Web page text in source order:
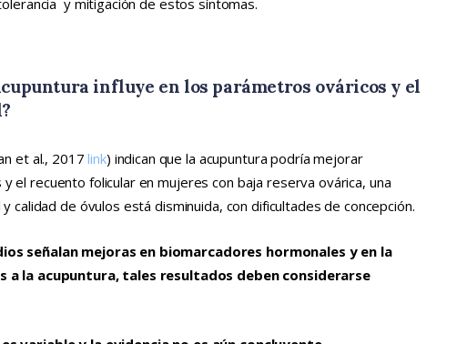
influye en los parámetros ováricos y el
et al., 2017link) indican que la acupuntura podría mejorar
el recuento folicular en mujeres con baja reserva ovárica, una
calidad de óvulos está disminuida, con dificultades de concepción.
señalan mejoras en biomarcadores hormonales y en la
a la acupuntura, tales resultados deben considerarse